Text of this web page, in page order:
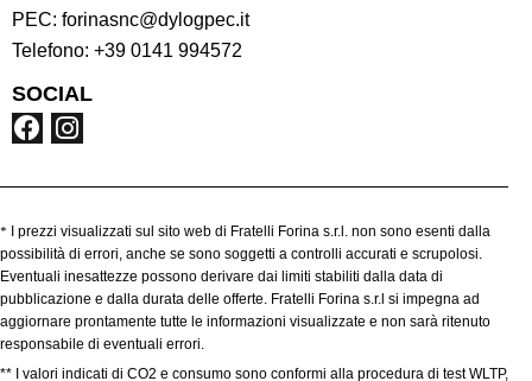
PEC: forinasnc@dylogpec.it
Telefono: +39 0141 994572
SOCIAL
*
I prezzi visualizzati sul sito web di Fratelli Forina s.r.l. non sono esenti dalla
possibilità di errori, anche se sono soggetti a controlli accurati e scrupolosi.
Eventuali inesattezze possono derivare dai limiti stabiliti dalla data di
pubblicazione e dalla durata delle offerte. Fratelli Forina s.r.l si impegna ad
aggiornare prontamente tutte le informazioni visualizzate e non sarà ritenuto
responsabile di eventuali errori.
** I valori indicati di CO2 e consumo sono conformi alla procedura di test WLTP,